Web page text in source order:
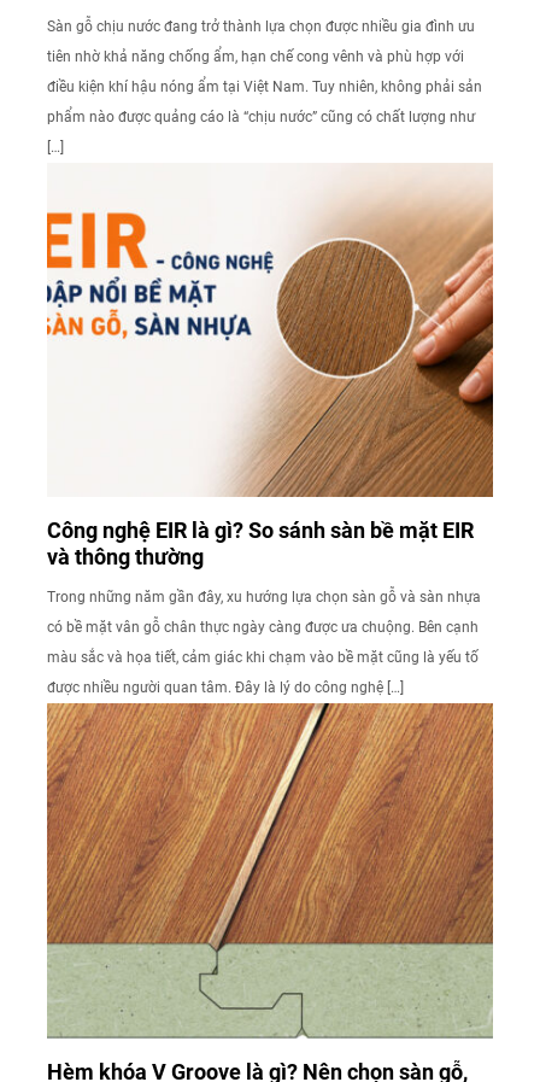
Sàn gỗ chịu nước đang trở thành lựa chọn được nhiều gia đình ưu
tiên nhờ khả năng chống ẩm, hạn chế cong vênh và phù hợp với
điều kiện khí hậu nóng ẩm tại Việt Nam. Tuy nhiên, không phải sản
phẩm nào được quảng cáo là “chịu nước” cũng có chất lượng như
[…]
Công nghệ EIR là gì? So sánh sàn bề mặt EIR
và thông thường
Trong những năm gần đây, xu hướng lựa chọn sàn gỗ và sàn nhựa
có bề mặt vân gỗ chân thực ngày càng được ưa chuộng. Bên cạnh
màu sắc và họa tiết, cảm giác khi chạm vào bề mặt cũng là yếu tố
được nhiều người quan tâm. Đây là lý do công nghệ […]
Hèm khóa V Groove là gì? Nên chọn sàn gỗ,